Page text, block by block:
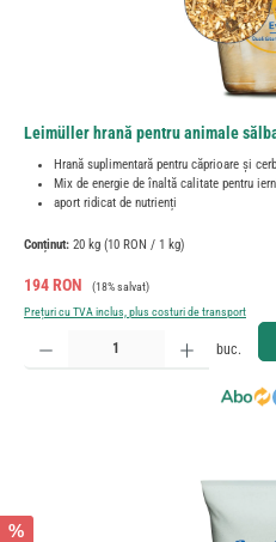
Leimüller hrană pentru animale
Hrană suplimentară pentru căprioare și
Mix de energie de înaltă calitate pentru
aport ridicat de nutrienți
Conținut: 20 kg (10 RON / 1 kg)
Preț de vânzare:
194 RON Preț obișnuit:
(18% salvat)
Prețuri cu TVA inclus, plus costuri de transport
Cantitate produs: Introduceți cantitatea dorită
buc.
%